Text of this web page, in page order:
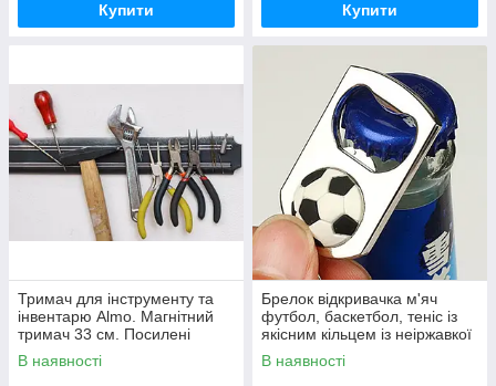
Купити Купити
Тримач для інструменту та
інвентарю Almo. Магнітний
тримач 33 см. Посилені
магніти. Магнітна рейка
В наявності
Брелок відкривачка м'яч
футбол, баскетбол, теніс із
якісним кільцем із неіржавкої
сталі. Відкривачка
В наявності